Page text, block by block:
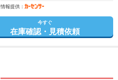
情報提供：
今すぐ
在庫確認・見積依頼